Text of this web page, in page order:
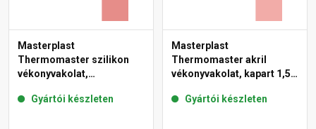
Masterplast
Thermomaster szilikon
vékonyvakolat,
22-D 25 kg
Gyártói készleten
Masterplast
Thermomaster akril
vékonyvakolat, kapart 1,5
Gyártói készleten